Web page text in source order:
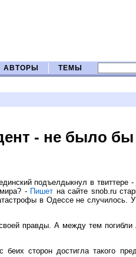
АВТОРЫ ТЕМЫ
- не было бы
подъелдыкнул в твиттере
- Пишет на сайте snob.ru
в Одессе не
правды. А между тем
сторон достигла такого